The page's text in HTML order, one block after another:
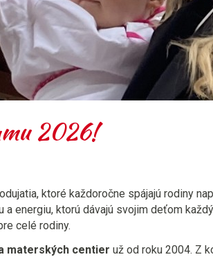
2026!
ktoré každoročne spájajú rodiny
energiu, ktorú dávajú svojim deťom
celé rodiny.
materských centier už od roku 2004. Z